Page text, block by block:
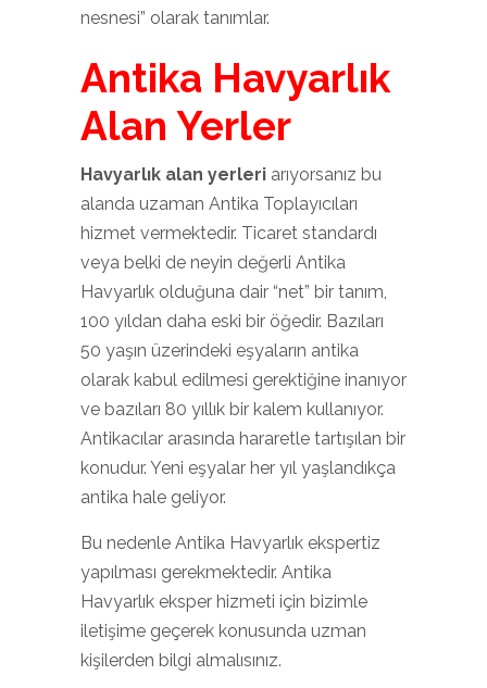
nesnesi” olarak tanımlar.
Antika Havyarlık
Alan Yerler
Havyarlık alan yerleri arıyorsanız bu
alanda uzaman Antika Toplayıcıları
hizmet vermektedir. Ticaret standardı
veya belki de neyin değerli Antika
Havyarlık olduğuna dair “net” bir tanım,
100 yıldan daha eski bir öğedir. Bazıları
50 yaşın üzerindeki eşyaların antika
olarak kabul edilmesi gerektiğine inanıyor
ve bazıları 80 yıllık bir kalem kullanıyor.
Antikacılar arasında hararetle tartışılan bir
konudur. Yeni eşyalar her yıl yaşlandıkça
antika hale geliyor.
Bu nedenle Antika Havyarlık ekspertiz
yapılması gerekmektedir. Antika
Havyarlık eksper hizmeti için bizimle
iletişime geçerek konusunda uzman
kişilerden bilgi almalısınız.